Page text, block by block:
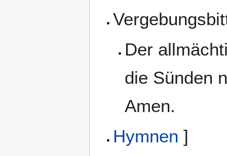
Der
die Sünden
Amen.
Hymnen ]